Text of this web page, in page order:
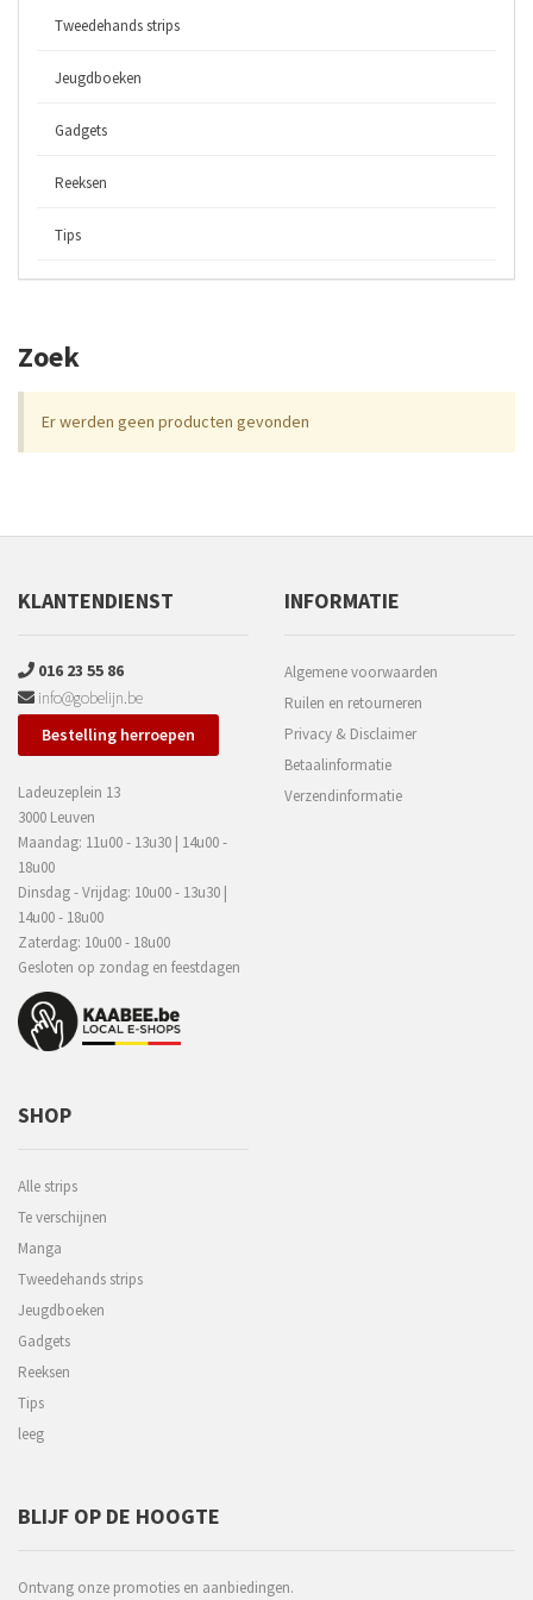
Tweedehands strips
Jeugdboeken
Gadgets
Reeksen
Tips
Zoek
Er werden geen producten gevonden
KLANTENDIENST
016 23 55 86
info@gobelijn.be
Bestelling herroepen
Ladeuzeplein 13
3000 Leuven
Maandag: 11u00 - 13u30 | 14u00 -
18u00
Dinsdag - Vrijdag: 10u00 - 13u30 |
14u00 - 18u00
Zaterdag: 10u00 - 18u00
Gesloten op zondag en feestdagen
INFORMATIE
Algemene voorwaarden
Ruilen en retourneren
Privacy & Disclaimer
Betaalinformatie
Verzendinformatie
SHOP
Alle strips
Te verschijnen
Manga
Tweedehands strips
Jeugdboeken
Gadgets
Reeksen
Tips
leeg
BLIJF OP DE HOOGTE
Ontvang onze promoties en aanbiedingen.